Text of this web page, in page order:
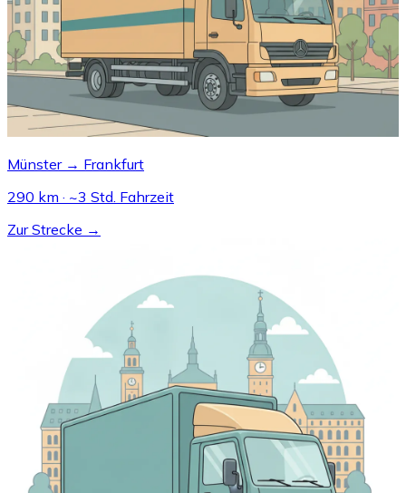
Münster → Frankfurt
290 km · ~3 Std. Fahrzeit
Zur Strecke →